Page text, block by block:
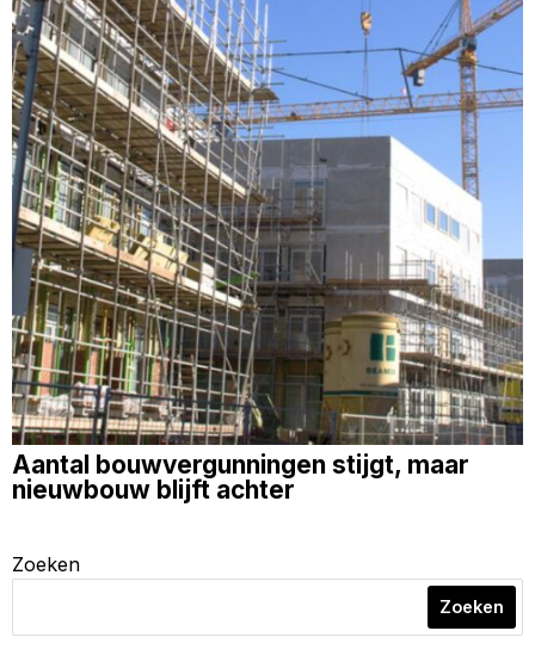
Aantal bouwvergunningen stijgt, maar
nieuwbouw blijft achter
Zoeken
Zoeken